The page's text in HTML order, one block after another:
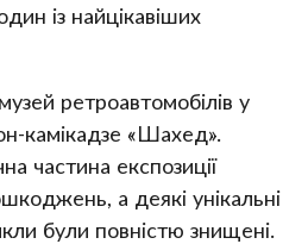
із найцікавіших
ретроавтомобілів у
камікадзе «Шахед».
частина експозиції
а деякі унікальні
були повністю знищені.